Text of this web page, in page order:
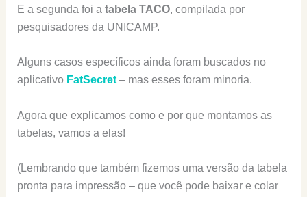
E a segunda foi a tabela TACO, compilada por
pesquisadores da UNICAMP.
Alguns casos específicos ainda foram buscados no
aplicativo FatSecret– mas esses foram minoria.
Agora que explicamos como e por que montamos as
tabelas, vamos a elas!
(Lembrando que também fizemos uma versão da tabela
pronta para impressão – que você pode baixar e colar